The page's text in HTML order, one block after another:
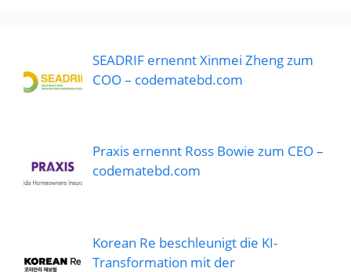
SEADRIF ernennt Xinmei Zheng zum
COO – codematebd.com
Praxis ernennt Ross Bowie zum CEO –
codematebd.com
Korean Re beschleunigt die KI-
Transformation mit der